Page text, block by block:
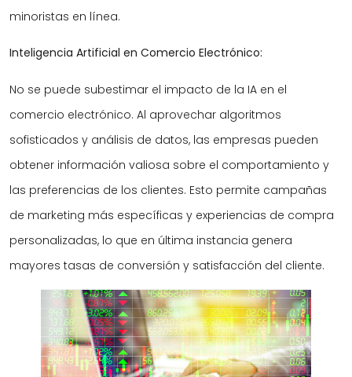
minoristas en línea.
Inteligencia Artificial en Comercio Electrónico:
No se puede subestimar el impacto de la IA en el
comercio electrónico. Al aprovechar algoritmos
sofisticados y análisis de datos, las empresas pueden
obtener información valiosa sobre el comportamiento y
las preferencias de los clientes. Esto permite campañas
de marketing más específicas y experiencias de compra
personalizadas, lo que en última instancia genera
mayores tasas de conversión y satisfacción del cliente.